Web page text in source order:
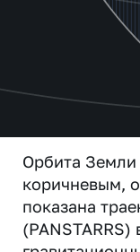
Орбита
коричневым,
показана